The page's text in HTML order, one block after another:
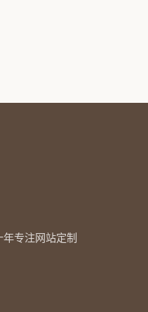
专注网站定制